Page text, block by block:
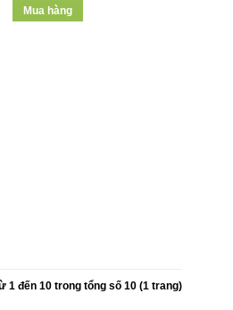
1 đến 10 trong tổng số 10 (1 trang)